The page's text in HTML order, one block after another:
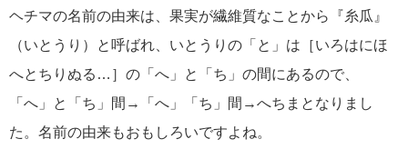
ヘチマの名前の由来は、果実が繊維質なことから『糸瓜』
（いとうり）と呼ばれ、いとうりの「と」は［いろはにほ
へとちりぬる…］の「へ」と「ち」の間にあるので、
「へ」と「ち」間→「へ」「ち」間→へちまとなりまし
た。名前の由来もおもしろいですよね。